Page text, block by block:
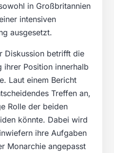
in Großbritannien
intensiven
ausgesetzt.
Diskussion betrifft die
ihrer Position innerhalb
Laut einem Bericht
Treffen an,
Rolle der beiden
könnte. Dabei wird
ihre Aufgaben
Monarchie angepasst